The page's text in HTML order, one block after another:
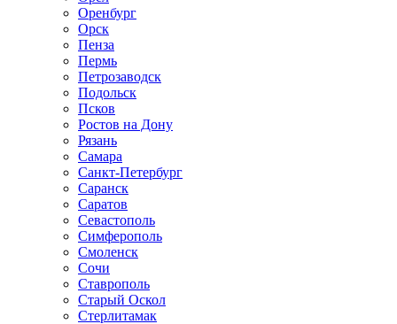
Оренбург
Орск
Пенза
Пермь
Петрозаводск
Подольск
Псков
Ростов на Дону
Рязань
Самара
Санкт-Петербург
Саранск
Саратов
Севастополь
Симферополь
Смоленск
Сочи
Ставрополь
Старый Оскол
Стерлитамак